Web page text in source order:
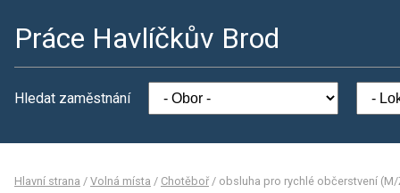
Práce Havlíčkův Brod
Hledat zaměstnání
Hlavní strana / Volná místa / Chotěboř / obsluha pro rychlé občerstvení